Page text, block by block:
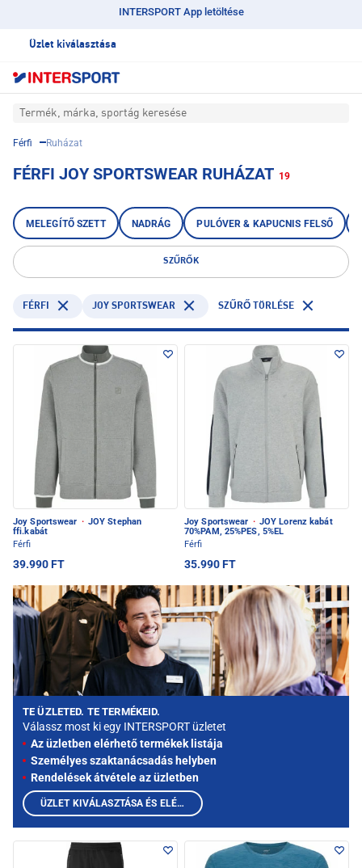
INTERSPORT App letöltése
Üzlet kiválasztása
Termék, márka, sportág keresése
Férfi Ruházat
FÉRFI JOY SPORTSWEAR RUHÁZAT 19
MELEGÍTŐ SZETT NADRÁG PULÓVER & KAPUCNIS FELSŐ
SZŰRŐK
FÉRFI JOY SPORTSWEAR SZŰRŐ TÖRLÉSE
Joy Sportswear · JOY Stephan
ffi.kabát
Férfi
39.990 FT
Joy Sportswear · JOY Lorenz kabát
70%PAM, 25%PES, 5%EL
Férfi
35.990 FT
TE ÜZLETED. TE TERMÉKEID.
Válassz most ki egy INTERSPORT üzletet
Az üzletben elérhető termékek listája
Személyes szaktanácsadás helyben
Rendelések átvétele az üzletben
ÜZLET KIVÁLASZTÁSA ÉS ELÉRHETŐ TERMÉKEK MEGTEKINTÉSE